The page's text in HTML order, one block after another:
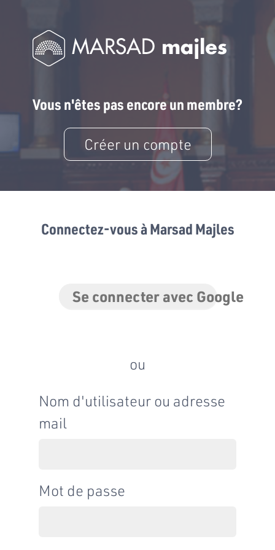
Vous n'êtes pas encore un membre?
Créer un compte
Connectez-vous à Marsad Majles
Se connecter avec Google
ou
Nom d'utilisateur ou adresse
mail
Mot de passe